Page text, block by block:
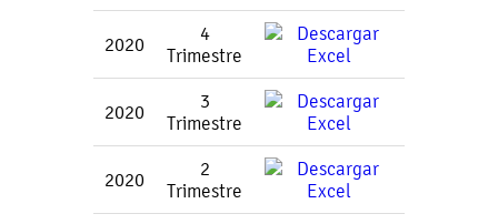
2020
4
Trimestre
2020
3
Trimestre
2020
2
Trimestre